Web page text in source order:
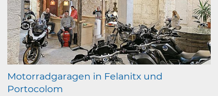
Motorradgaragen in Felanitx und
Portocolom